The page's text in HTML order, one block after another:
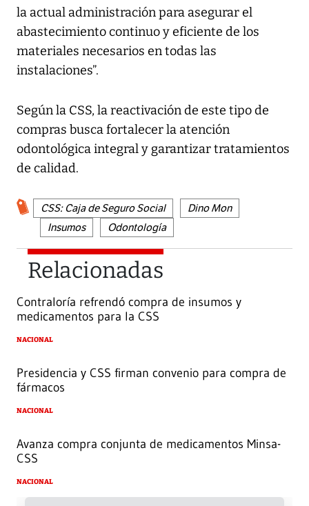
la actual administración para asegurar el
abastecimiento continuo y eficiente de los
materiales necesarios en todas las
instalaciones”.
Según la CSS, la reactivación de este tipo de
compras busca fortalecer la atención
odontológica integral y garantizar tratamientos
de calidad.
CSS: Caja de Seguro Social
Dino Mon
Insumos
Odontología
Relacionadas
Contraloría refrendó compra de insumos y
medicamentos para la CSS
NACIONAL
Presidencia y CSS firman convenio para compra de
fármacos
NACIONAL
Avanza compra conjunta de medicamentos Minsa-
CSS
NACIONAL